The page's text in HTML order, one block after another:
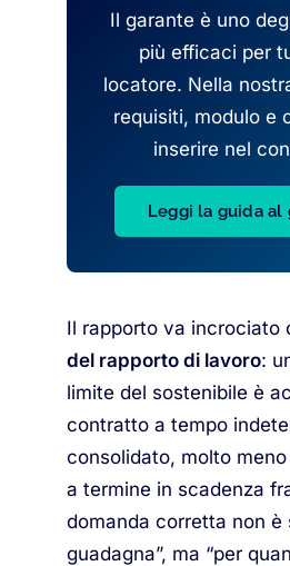
Il garante è uno
più efficaci per
locatore. Nella
requisiti, modulo e
inserire nel
Leggi la guida al
Il rapporto va incrociato
del rapporto di lavoro:
limite del sostenibile è
contratto a tempo
consolidato, molto
a termine in scadenza
domanda corretta non è
guadagna”, ma “per